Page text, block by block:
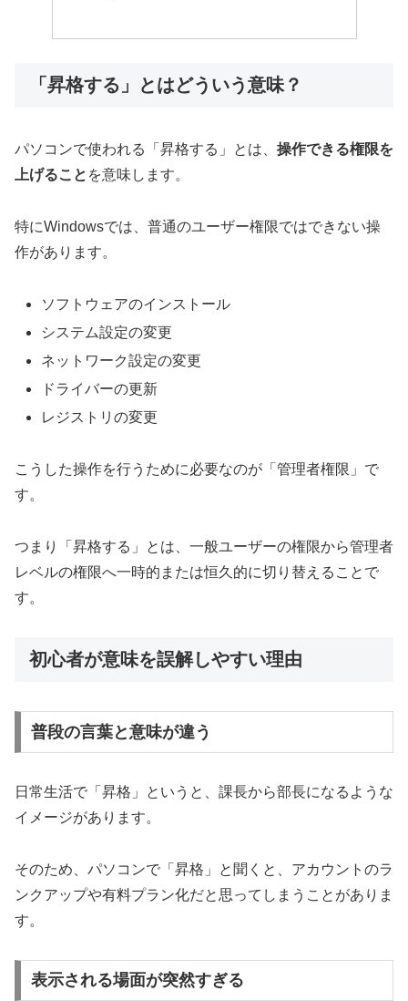
「昇格する」とはどういう意味？
パソコンで使われる「昇格する」とは、 操作できる権限を
上げること を意味します。
特にWindowsでは、普通のユーザー権限ではできない操
作があります。
ソフトウェアのインストール
システム設定の変更
ネットワーク設定の変更
ドライバーの更新
レジストリの変更
こうした操作を行うために必要なのが「管理者権限」で
す。
つまり「昇格する」とは、一般ユーザーの権限から管理者
レベルの権限へ一時的または恒久的に切り替えることで
す。
初心者が意味を誤解しやすい理由
普段の言葉と意味が違う
日常生活で「昇格」というと、課長から部長になるような
イメージがあります。
そのため、パソコンで「昇格」と聞くと、アカウントのラ
ンクアップや有料プラン化だと思ってしまうことがありま
す。
表示される場面が突然すぎる